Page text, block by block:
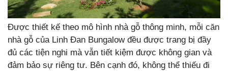
Được thiết kế theo mô hình nhà gỗ thông minh, mỗi căn
nhà gỗ của Linh Đan Bungalow đều được trang bị đầy
đủ các tiện nghi mà vẫn tiết kiệm được không gian và
đảm bảo sự riêng tư. Bên cạnh đó, không thể thiếu đi